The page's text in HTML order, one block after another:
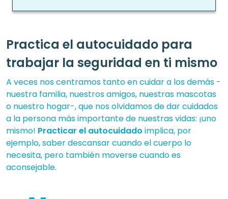
Practica el autocuidado para
trabajar la seguridad en ti mismo
A veces nos centramos tanto en cuidar a los demás -
nuestra familia, nuestros amigos, nuestras mascotas
o nuestro hogar-, que nos olvidamos de dar cuidados
a la persona más importante de nuestras vidas: ¡uno
mismo! Practicar el autocuidado implica, por
ejemplo, saber descansar cuando el cuerpo lo
necesita, pero también moverse cuando es
aconsejable.